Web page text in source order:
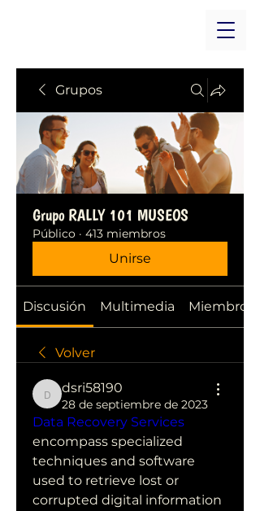
Grupos
Grupo RALLY 101 MUSEOS
Público · 413 miembros
Unirse
Discusión Multimedia Miembros
Volver
dsri58190
dsri58190
28 de septiembre de 2023
Data Recovery Services
encompass specialized
techniques and software
used to retrieve lost or
corrupted digital information